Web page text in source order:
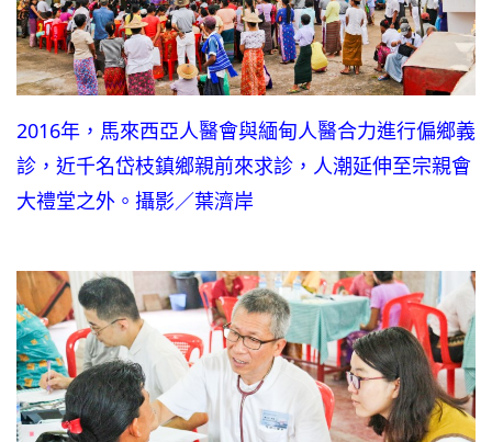
2016年，馬來西亞人醫會與緬甸人醫合力進行偏鄉義
診，近千名岱枝鎮鄉親前來求診，人潮延伸至宗親會
大禮堂之外。攝影／葉濟岸